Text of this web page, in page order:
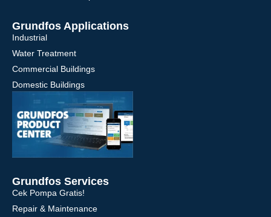
Grundfos Applications
Industrial
Water Treatment
Commercial Buildings
Domestic Buildings
Grundfos Services
Cek Pompa Gratis!
Repair & Maintenance